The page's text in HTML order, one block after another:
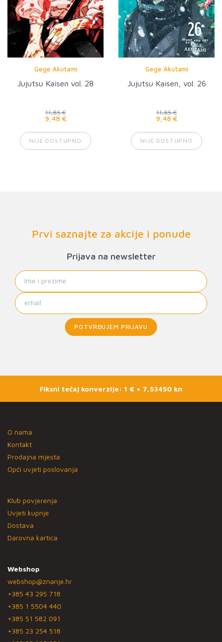
Gege Akutami
Jujutsu Kaisen vol. 28
11,85 €
9,48 €
NIJE DOSTUPNO
Gege Akutami
Jujutsu Kaisen, vol. 26
11,85 €
9,48 €
NIJE DOSTUPNO
Prvi saznajte za akcije i ponude
Prijava na newsletter
POTVRĐUJEM PRIJAVU
Fiksni tečaj konverzije: 1 € = 7,53450 kn
O nama
Kontakt
Prodajna mjesta
Opći uvjeti poslovanja
Klub povjerenja
Uvjeti kupnje
Dostava
Darovna kartica
Webshop
webshop@znanje.hr
+385 43 295 718
+385 1 5504 440
+385 51 582 091
+385 23 254 518